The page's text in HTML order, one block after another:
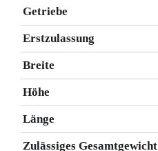
Getriebe
Erstzulassung
Breite
Höhe
Länge
Zulässiges Gesamtgewicht